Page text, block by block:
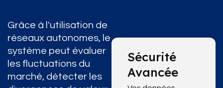
Grâce à l'utilisation de
réseaux autonomes, le
système peut évaluer
les fluctuations du
marché, détecter les
Sécurité
Avancée